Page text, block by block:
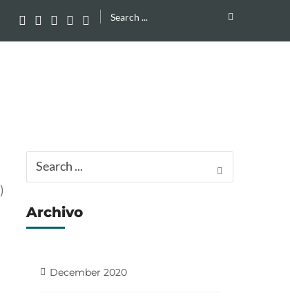
Search
for:
Search
for:
Archivo
December 2020